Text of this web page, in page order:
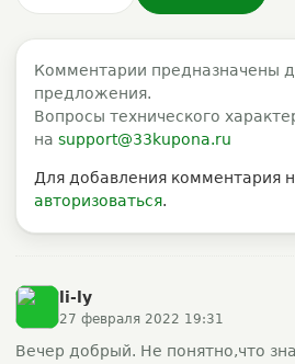
Комментарии предназначены
предложения.
Вопросы технического
на support@33kupona.ru
Для добавления комментария
авторизоваться.
li-ly
27 февраля 2022 19:31
Вечер добрый. Не понятно,что